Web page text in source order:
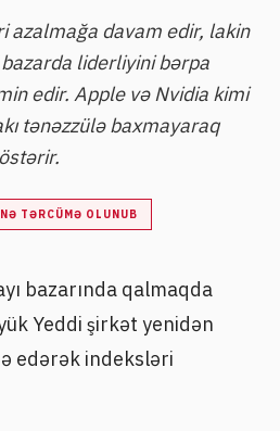
azalmağa davam edir, lakin
liderliyini bərpa
edir. Apple və Nvidia kimi
tənəzzülə baxmayaraq
TƏRCÜMƏ OLUNUB
bazarında qalmaqda
Yeddi şirkət yenidən
edərək indeksləri